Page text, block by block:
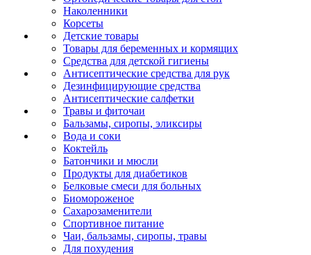
Наколенники
Корсеты
Детские товары
Товары для беременных и кормящих
Средства для детской гигиены
Антисептические средства для рук
Дезинфицирующие средства
Антисептические салфетки
Травы и фиточаи
Бальзамы, сиропы, эликсиры
Вода и соки
Коктейль
Батончики и мюсли
Продукты для диабетиков
Белковые смеси для больных
Биомороженое
Сахарозаменители
Спортивное питание
Чаи, бальзамы, сиропы, травы
Для похудения